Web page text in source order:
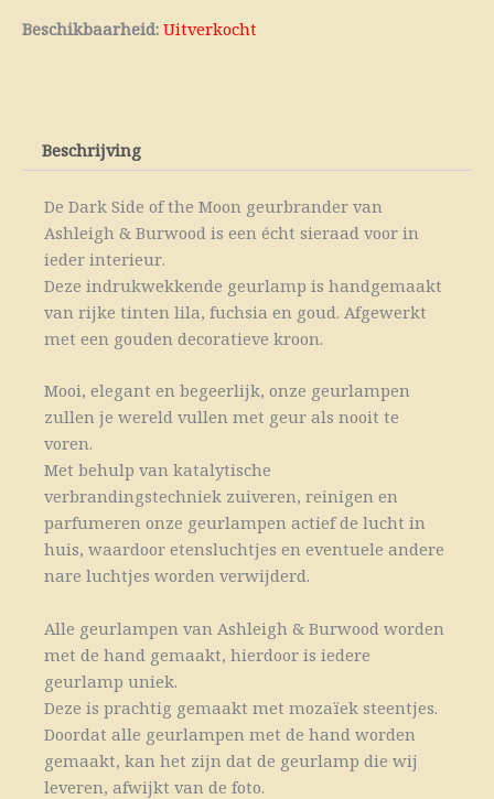
Beschikbaarheid: Uitverkocht
Beschrijving
De Dark Side of the Moon geurbrander van
Ashleigh & Burwood is een écht sieraad voor in
ieder interieur.
Deze indrukwekkende geurlamp is handgemaakt
van rijke tinten lila, fuchsia en goud. Afgewerkt
met een gouden decoratieve kroon.
Mooi, elegant en begeerlijk, onze geurlampen
zullen je wereld vullen met geur als nooit te
voren.
Met behulp van katalytische
verbrandingstechniek zuiveren, reinigen en
parfumeren onze geurlampen actief de lucht in
huis, waardoor etensluchtjes en eventuele andere
nare luchtjes worden verwijderd.
Alle geurlampen van Ashleigh & Burwood worden
met de hand gemaakt, hierdoor is iedere
geurlamp uniek.
Deze is prachtig gemaakt met mozaïek steentjes.
Doordat alle geurlampen met de hand worden
gemaakt, kan het zijn dat de geurlamp die wij
leveren, afwijkt van de foto.